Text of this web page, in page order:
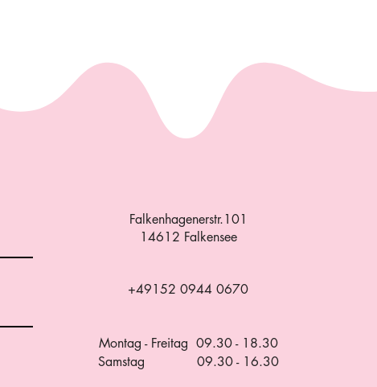
Falkenhagenerstr.101
14612 Falkensee
+49152 0944 0670
Montag - Freitag 09.30 - 18.30
Samstag 09.30 - 16.30